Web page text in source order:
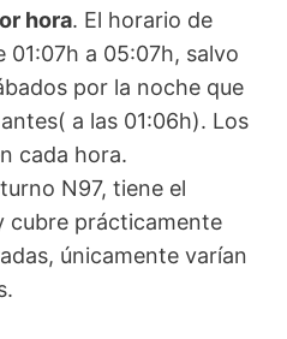
hora. El horario de
01:07h a 05:07h, salvo
por la noche que
a las 01:06h). Los
cada hora.
N97, tiene el
cubre prácticamente
únicamente varían